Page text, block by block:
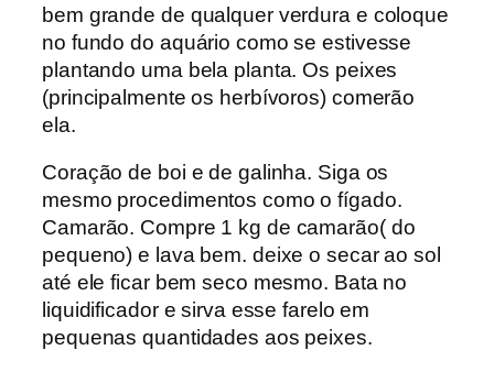
bem grande de qualquer verdura e coloque
no fundo do aquário como se estivesse
plantando uma bela planta. Os peixes
(principalmente os herbívoros) comerão
ela.
Coração de boi e de galinha. Siga os
mesmo procedimentos como o fígado.
Camarão. Compre 1 kg de camarão( do
pequeno) e lava bem. deixe o secar ao sol
até ele ficar bem seco mesmo. Bata no
liquidificador e sirva esse farelo em
pequenas quantidades aos peixes.